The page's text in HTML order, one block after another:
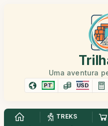
Uma aventura
PT USD
TREKS